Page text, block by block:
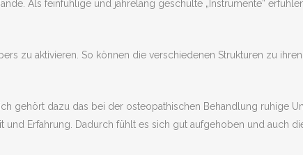
Als feinfühlige und jahrelang geschulte „Instrumente“
zu aktivieren. So können die verschiedenen Strukturen zu
gehört dazu das bei der osteopathischen Behandlung ruhige
Erfahrung. Dadurch fühlt es sich gut aufgehoben und auch